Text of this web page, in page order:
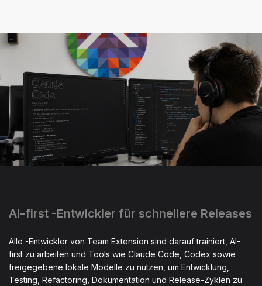
AI-first -Entwickler für schnellere Releases
Alle -Entwickler von Team Extension sind darauf trainiert, AI-
first zu arbeiten und Tools wie Claude Code, Codex sowie
freigegebene lokale Modelle zu nutzen, um Entwicklung,
Testing, Refactoring, Dokumentation und Release-Zyklen zu